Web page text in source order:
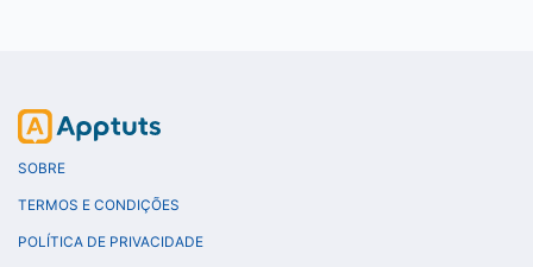
SOBRE
TERMOS E CONDIÇÕES
POLÍTICA DE PRIVACIDADE